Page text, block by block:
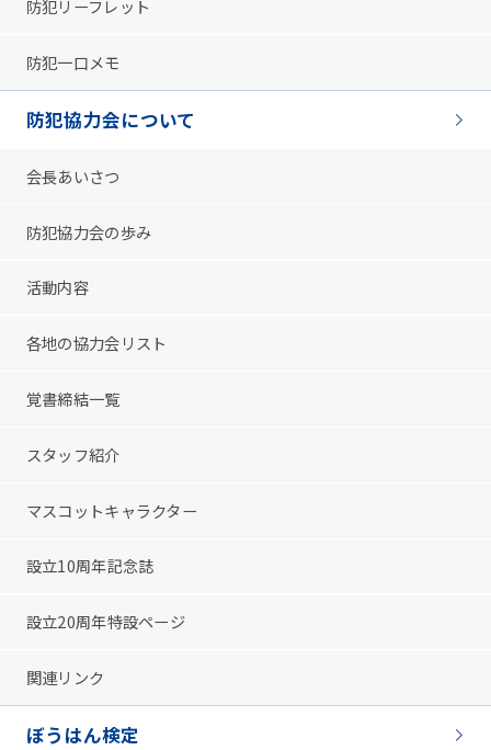
防犯リーフレット
防犯一口メモ
防犯協力会について
会長あいさつ
防犯協力会の歩み
活動内容
各地の協力会リスト
覚書締結一覧
スタッフ紹介
マスコットキャラクター
設立10周年記念誌
設立20周年特設ページ
関連リンク
ぼうはん検定